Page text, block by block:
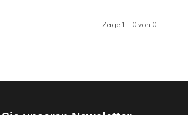
Zeige 1 - 0von 0